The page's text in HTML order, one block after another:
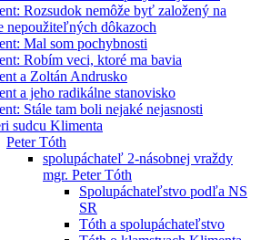
Rozsudok nemôže byť založený na
nepoužiteľných dôkazoch
Mal som pochybnosti
Robím veci, ktoré ma bavia
a Zoltán Andrusko
a jeho radikálne stanovisko
Stále tam boli nejaké nejasnosti
sudcu Klimenta
Peter Tóth
spolupáchateľ 2-násobnej vraždy
mgr. Peter Tóth
Spolupáchateľstvo podľa NS
SR
Tóth a spolupáchateľstvo